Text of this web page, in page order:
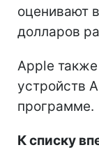
оценивают
долларов
Apple
устройств
программе.
К списку